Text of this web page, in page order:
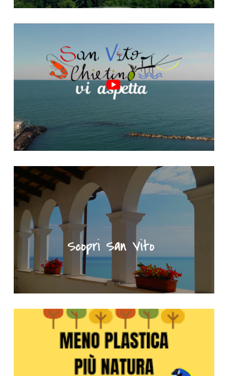
"Scopri San Vito" - Portale turistico del Comune di San Vito
Meno plastica più natura - Clicca per saperne di più